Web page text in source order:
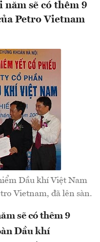
sẽ có thêm 9
Petro Vietnam
Dầu khí Việt Nam
Vietnam, đã lên sàn.
sẽ có thêm 9
Dầu khí